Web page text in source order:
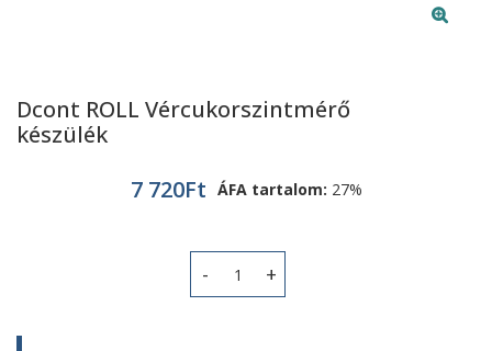
Dcont ROLL Vércukorszintmérő
készülék
7 720Ft ÁFA tartalom: 27%
Dcont ROLL Vércukorszintmérő